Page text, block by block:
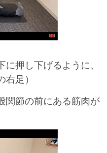
押し下げるように、
足）
関節の前にある筋肉が